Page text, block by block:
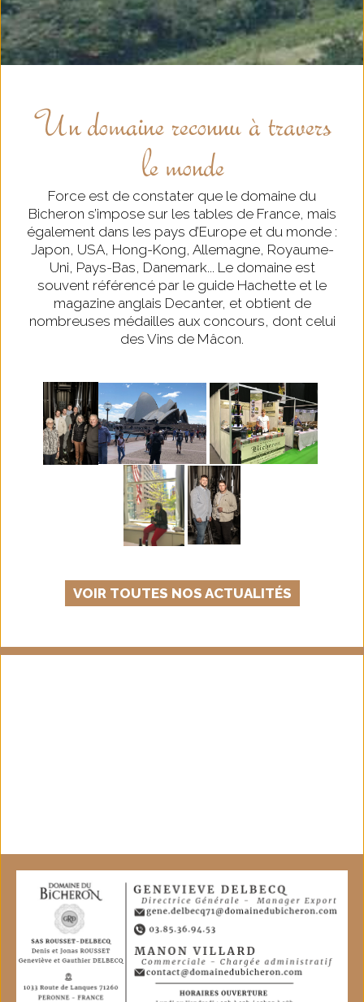
Un domaine reconnu à travers
le monde
Force est de constater que le domaine du
Bicheron s’impose sur les tables de France, mais
également dans les pays d’Europe et du monde :
Japon, USA, Hong-Kong, Allemagne, Royaume-
Uni, Pays-Bas, Danemark... Le domaine est
souvent référencé par le guide Hachette et le
magazine anglais Decanter, et obtient de
nombreuses médailles aux concours, dont celui
des Vins de Mâcon.
VOIR TOUTES NOS ACTUALITÉS